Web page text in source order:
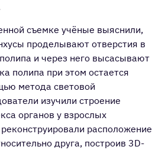
съемке учёные выяснили,
проделывают отверстия в
и через него высасывают
полипа при этом остается
метода световой
изучили строение
органов у взрослых
расположение
друга, построив 3D-